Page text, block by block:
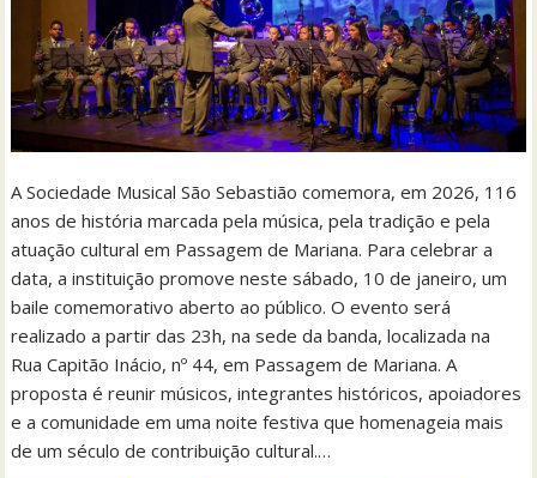
A Sociedade Musical São Sebastião comemora, em 2026, 116
anos de história marcada pela música, pela tradição e pela
atuação cultural em Passagem de Mariana. Para celebrar a
data, a instituição promove neste sábado, 10 de janeiro, um
baile comemorativo aberto ao público. O evento será
realizado a partir das 23h, na sede da banda, localizada na
Rua Capitão Inácio, nº 44, em Passagem de Mariana. A
proposta é reunir músicos, integrantes históricos, apoiadores
e a comunidade em uma noite festiva que homenageia mais
de um século de contribuição cultural.…